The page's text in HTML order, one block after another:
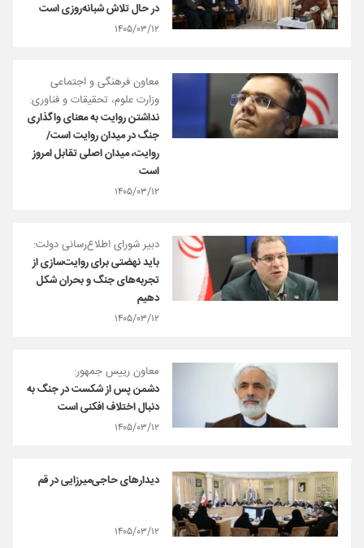
در حال تلاش شبانه‌روزی است
۱۴۰۵/۰۳/۱۲
معاون فرهنگی و اجتماعی
وزارت علوم، تحقیقات و فناوری:
نداشتن روایت به معنای واگذاری
جنگ در میدان روایت است/
روایت، میدان اصلی تقابل امروز
است
۱۴۰۵/۰۳/۱۲
دبیر شورای اطلاع‌رسانی دولت:
باید نهضتی برای روایت‌سازی از
تجربه‌های جنگ و بحران شکل
دهیم
۱۴۰۵/۰۳/۱۲
معاون رییس‌ جمهور:
دشمن پس از شکست در جنگ به
دنبال اختلاف افکنی است
۱۴۰۵/۰۳/۱۲
دیدارهای حاجی‌میرزایی در قم
۱۴۰۵/۰۳/۱۲